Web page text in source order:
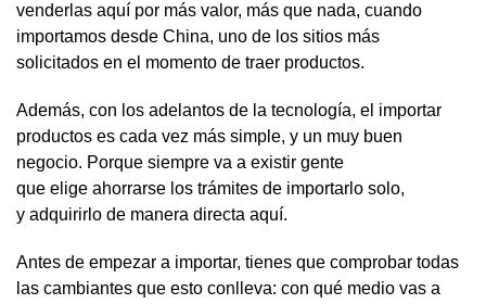
venderlas aquí por más valor, más que nada, cuando
importamos desde China, uno de los sitios más
solicitados en el momento de traer productos.
Además, con los adelantos de la tecnología, el importar
productos es cada vez más simple, y un muy buen
negocio. Porque siempre va a existir gente
que elige ahorrarse los trámites de importarlo solo,
y adquirirlo de manera directa aquí.
Antes de empezar a importar, tienes que comprobar todas
las cambiantes que esto conlleva: con qué medio vas a